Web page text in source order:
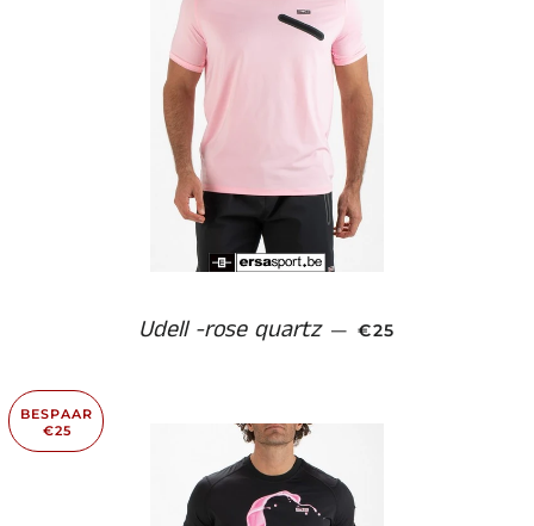
Udell -rose quartz — €25
BESPAAR
€25